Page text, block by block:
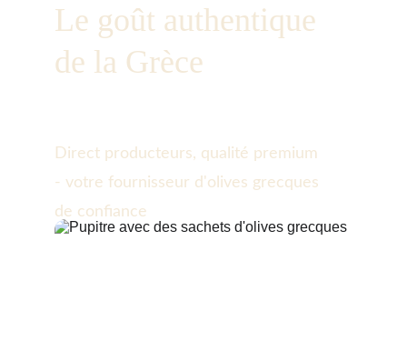
Le goût authentique
de la Grèce
Direct producteurs, qualité premium
- votre fournisseur d'olives grecques
de confiance